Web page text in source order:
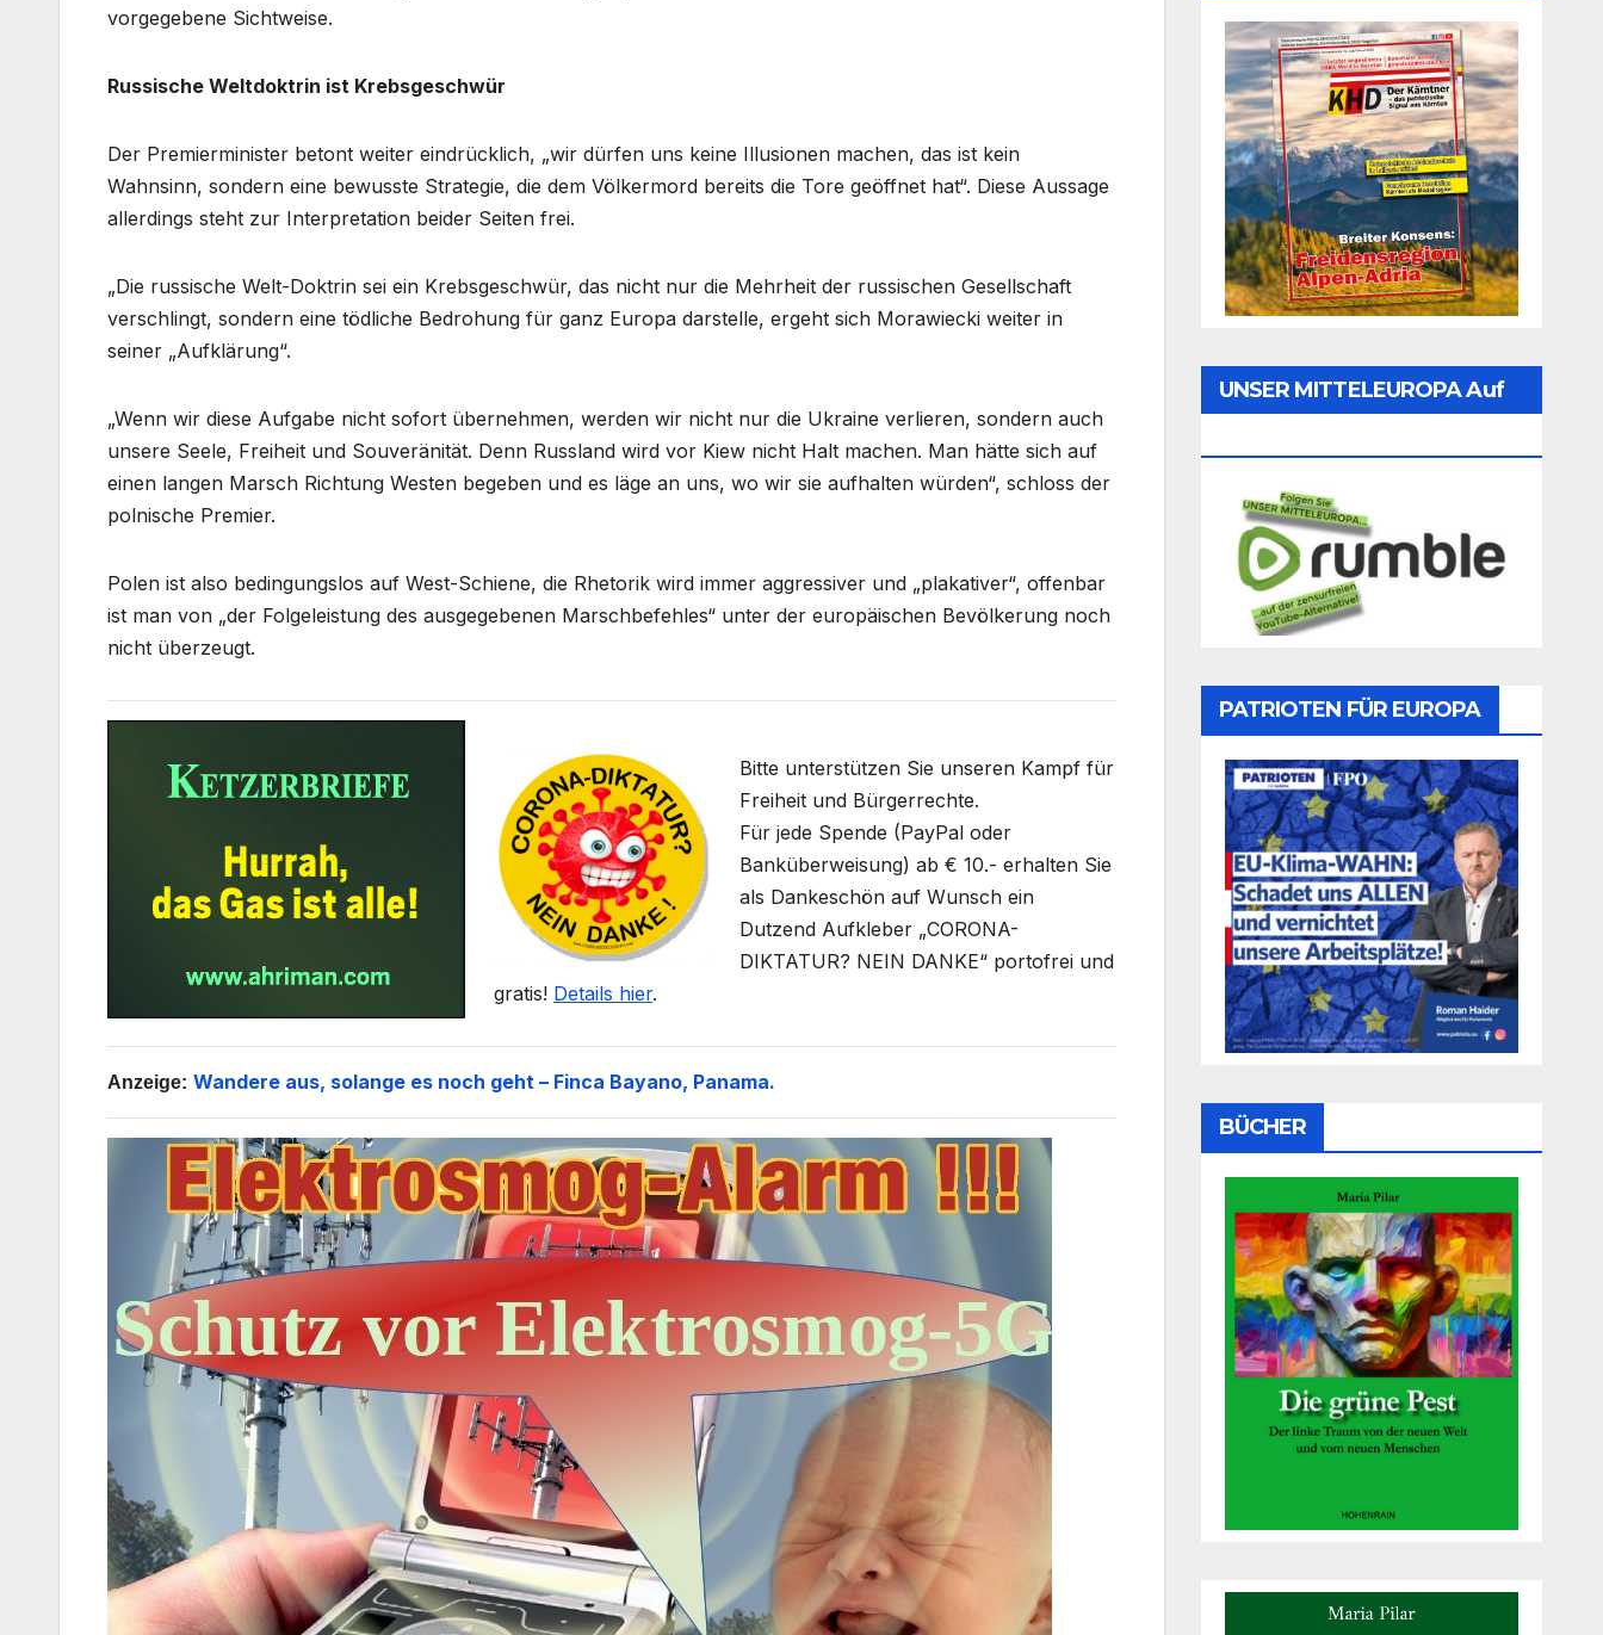
vorgegebene Sichtweise.
Russische Weltdoktrin ist Krebsgeschwür
Der Premierminister betont weiter eindrücklich, „wir dürfen uns keine Illusionen machen, das ist kein
Wahnsinn, sondern eine bewusste Strategie, die dem Völkermord bereits die Tore geöffnet hat“. Diese Aussage
allerdings steht zur Interpretation beider Seiten frei.
„Die russische Welt-Doktrin sei ein Krebsgeschwür, das nicht nur die Mehrheit der russischen Gesellschaft
verschlingt, sondern eine tödliche Bedrohung für ganz Europa darstelle, ergeht sich Morawiecki weiter in
seiner „Aufklärung“.
„Wenn wir diese Aufgabe nicht sofort übernehmen, werden wir nicht nur die Ukraine verlieren, sondern auch
unsere Seele, Freiheit und Souveränität. Denn Russland wird vor Kiew nicht Halt machen. Man hätte sich auf
einen langen Marsch Richtung Westen begeben und es läge an uns, wo wir sie aufhalten würden“, schloss der
polnische Premier.
Polen ist also bedingungslos auf West-Schiene, die Rhetorik wird immer aggressiver und „plakativer“, offenbar
ist man von „der Folgeleistung des ausgegebenen Marschbefehles“ unter der europäischen Bevölkerung noch
nicht überzeugt.
Bitte unterstützen Sie unseren Kampf für
Freiheit und Bürgerrechte.
Für jede Spende (PayPal oder
Banküberweisung) ab € 10.- erhalten Sie
als Dankeschön auf Wunsch ein
Dutzend Aufkleber „CORONA-
DIKTATUR? NEIN DANKE“ portofrei und
gratis! Details hier.
Anzeige: Wandere aus, solange es noch geht – Finca Bayano, Panama.
UNSER MITTELEUROPA Auf
PATRIOTEN FÜR EUROPA
BÜCHER